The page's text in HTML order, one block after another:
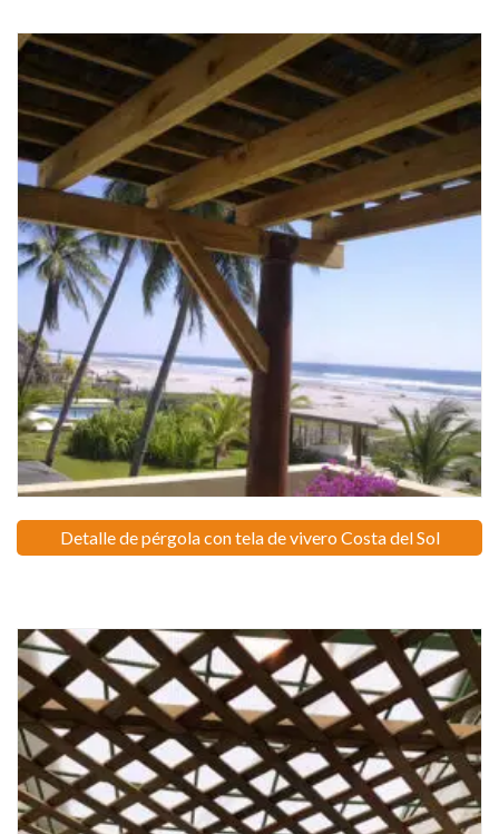
Detalle de pérgola con tela de vivero Costa del Sol